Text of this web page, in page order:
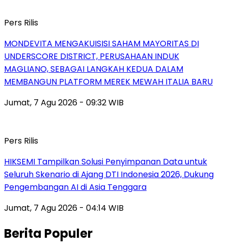
Pers Rilis
MONDEVITA MENGAKUISISI SAHAM MAYORITAS DI
UNDERSCORE DISTRICT, PERUSAHAAN INDUK
MAGLIANO, SEBAGAI LANGKAH KEDUA DALAM
MEMBANGUN PLATFORM MEREK MEWAH ITALIA BARU
Jumat, 7 Agu 2026 - 09:32 WIB
Pers Rilis
HIKSEMI Tampilkan Solusi Penyimpanan Data untuk
Seluruh Skenario di Ajang DTI Indonesia 2026, Dukung
Pengembangan AI di Asia Tenggara
Jumat, 7 Agu 2026 - 04:14 WIB
Berita Populer